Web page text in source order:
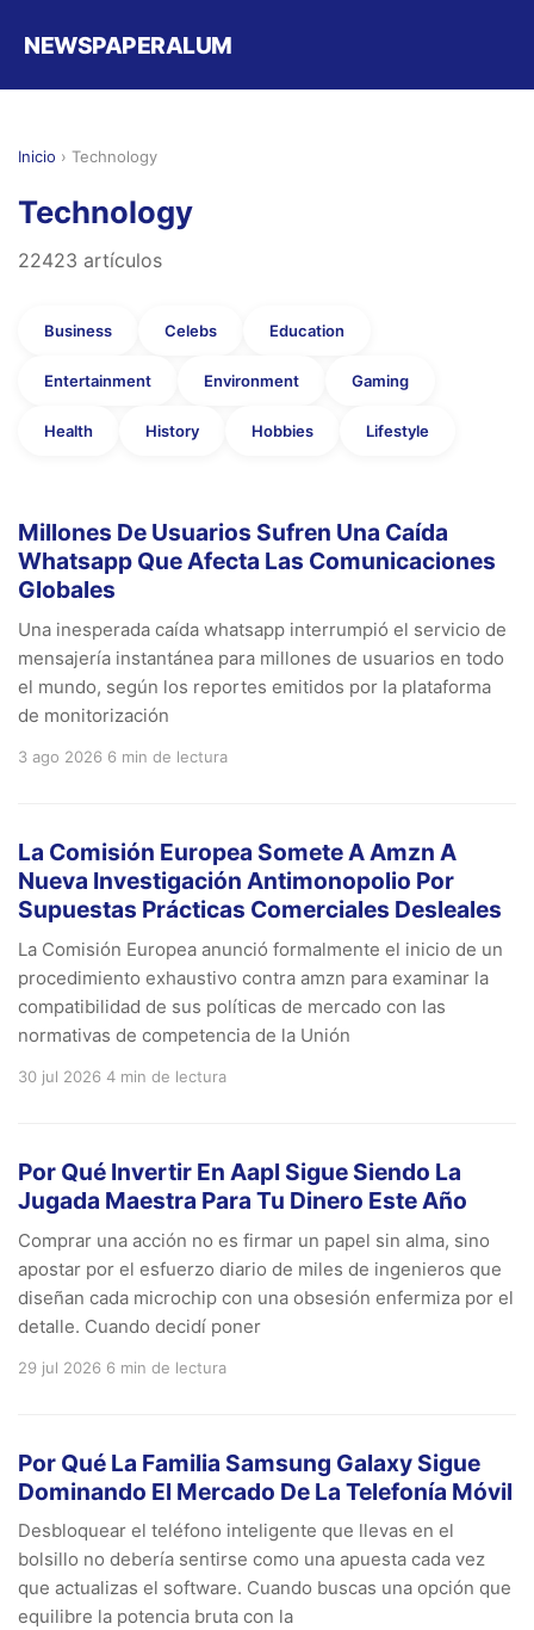
NEWSPAPERALUM
Inicio › Technology
Technology
22423 artículos
Business Celebs Education
Entertainment Environment Gaming
Health History Hobbies Lifestyle
Millones De Usuarios Sufren Una Caída
Whatsapp Que Afecta Las Comunicaciones
Globales
Una inesperada caída whatsapp interrumpió el servicio de
mensajería instantánea para millones de usuarios en todo
el mundo, según los reportes emitidos por la plataforma
de monitorización
3 ago 2026 6 min de lectura
La Comisión Europea Somete A Amzn A
Nueva Investigación Antimonopolio Por
Supuestas Prácticas Comerciales Desleales
La Comisión Europea anunció formalmente el inicio de un
procedimiento exhaustivo contra amzn para examinar la
compatibilidad de sus políticas de mercado con las
normativas de competencia de la Unión
30 jul 2026 4 min de lectura
Por Qué Invertir En Aapl Sigue Siendo La
Jugada Maestra Para Tu Dinero Este Año
Comprar una acción no es firmar un papel sin alma, sino
apostar por el esfuerzo diario de miles de ingenieros que
diseñan cada microchip con una obsesión enfermiza por el
detalle. Cuando decidí poner
29 jul 2026 6 min de lectura
Por Qué La Familia Samsung Galaxy Sigue
Dominando El Mercado De La Telefonía Móvil
Desbloquear el teléfono inteligente que llevas en el
bolsillo no debería sentirse como una apuesta cada vez
que actualizas el software. Cuando buscas una opción que
equilibre la potencia bruta con la